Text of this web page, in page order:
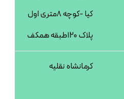
کیا -کوچه 8متری اول
پلاک 120طبقه همکف
کرمانشاه نقلیه